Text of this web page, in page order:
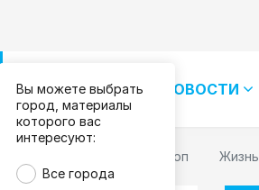
Все города
Вы можете выбрать
город, материалы
которого вас
интересуют:
Все города
НОВОСТИ
Гороскоп Жизнь